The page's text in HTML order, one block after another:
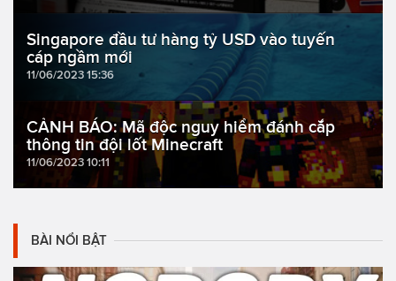
Singapore đầu tư hàng tỷ USD vào tuyến
cáp ngầm mới
11/06/2023 15:36
CẢNH BÁO: Mã độc nguy hiểm đánh cắp
thông tin đội lốt Minecraft
11/06/2023 10:11
BÀI NỔI BẬT